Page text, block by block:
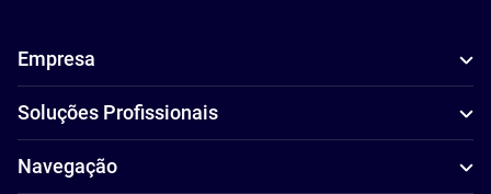
Empresa
Soluções Profissionais
Navegação